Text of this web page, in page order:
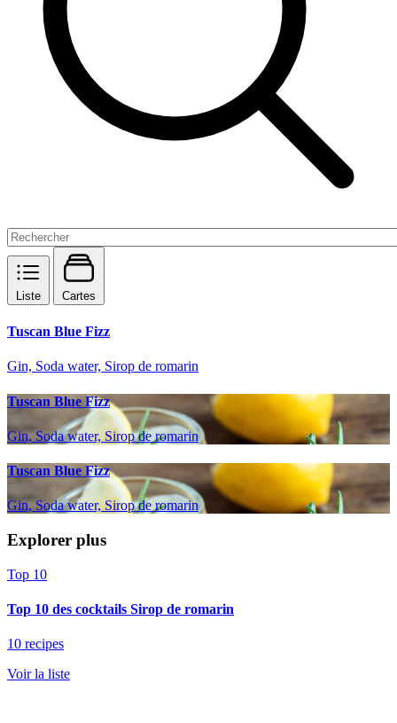
Liste Cartes
Tuscan Blue Fizz
Gin, Soda water, Sirop de romarin
Tuscan Blue Fizz
Gin, Soda water, Sirop de romarin
Tuscan Blue Fizz
Gin, Soda water, Sirop de romarin
Explorer plus
Top 10
Top 10 des cocktails Sirop de romarin
10 recipes
Voir la liste